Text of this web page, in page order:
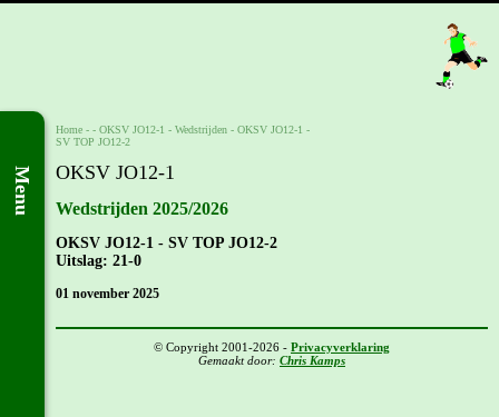
Menu
Home - - OKSV JO12-1 - Wedstrijden - OKSV JO12-1 -
SV TOP JO12-2
OKSV JO12-1
Wedstrijden 2025/2026
OKSV JO12-1 - SV TOP JO12-2
Uitslag: 21-0
01 november 2025
© Copyright 2001-2026 - Privacyverklaring
Gemaakt door: Chris Kamps